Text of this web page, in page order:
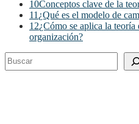
10Conceptos clave de la
11 ¿Qué es el modelo de
12¿Cómo se aplica la
organización?
Buscar